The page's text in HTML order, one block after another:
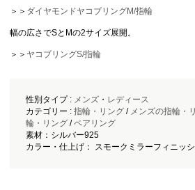
＞＞ ダイヤモンドヤコブリングM/指輪
幅の広さでSとMの2サイズ展開。
＞＞ ヤコブリングS/指輪
性別タイプ : メンズ・ レディース
カテゴリー : 指輪・リング/ メンズの指輪・
輪・リング/ペアリング
素材：シルバー925
カラー・仕上げ： スモークミラーフィニッ